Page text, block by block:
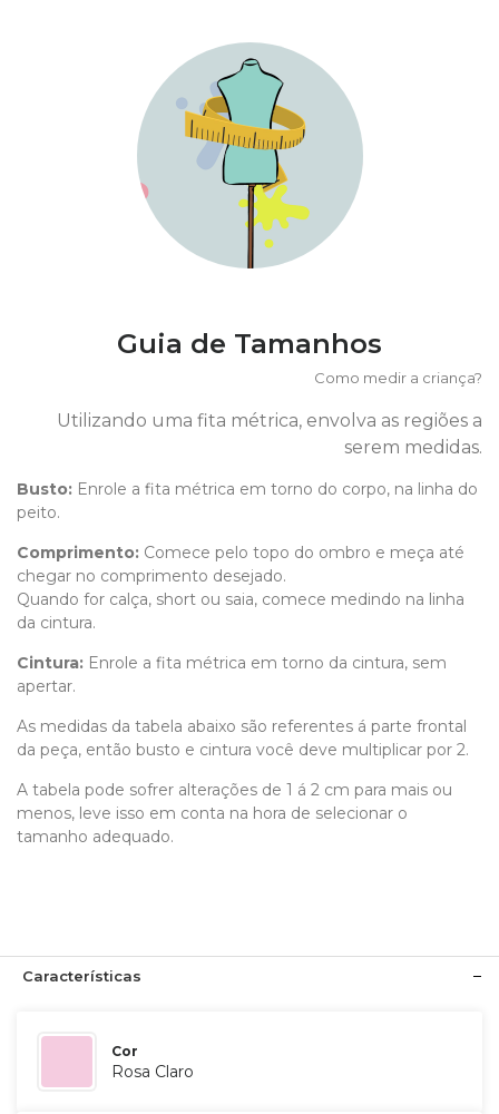
Guia de Tamanhos
Como medir a criança?
Utilizando uma fita métrica, envolva as regiões a
serem medidas.
Busto: Enrole a fita métrica em torno do corpo, na linha do
peito.
Comprimento: Comece pelo topo do ombro e meça até
chegar no comprimento desejado.
Quando for calça, short ou saia, comece medindo na linha
da cintura.
Cintura: Enrole a fita métrica em torno da cintura, sem
apertar.
As medidas da tabela abaixo são referentes á parte frontal
da peça, então busto e cintura você deve multiplicar por 2.
A tabela pode sofrer alterações de 1 á 2 cm para mais ou
menos, leve isso em conta na hora de selecionar o
tamanho adequado.
Características
Cor
Rosa Claro